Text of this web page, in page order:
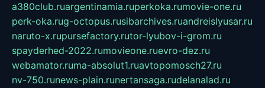
a380club.ruargentinamia.ruperkoka.rumovie-one.ru
perk-oka.rug-octopus.rusibarchives.ruandreislyusar.ru
naruto-x.rupursefactory.rutor-lyubov-i-grom.ru
spayderhed-2022.rumovieone.ruevro-dez.ru
webamator.ruma-absolut1.ruavtopomosch27.ru
nv-750.runews-plain.runertansaga.rudelanalad.ru